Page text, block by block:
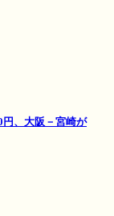
円、大阪－宮崎が